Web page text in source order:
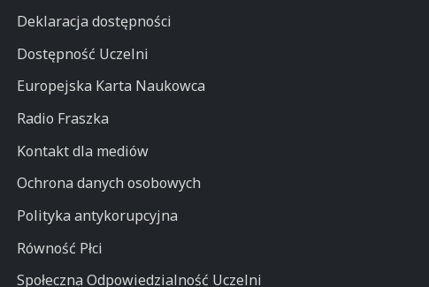
Deklaracja dostępności
Dostępność Uczelni
Europejska Karta Naukowca
Radio Fraszka
Kontakt dla mediów
Ochrona danych osobowych
Polityka antykorupcyjna
Równość Płci
Społeczna Odpowiedzialność Uczelni